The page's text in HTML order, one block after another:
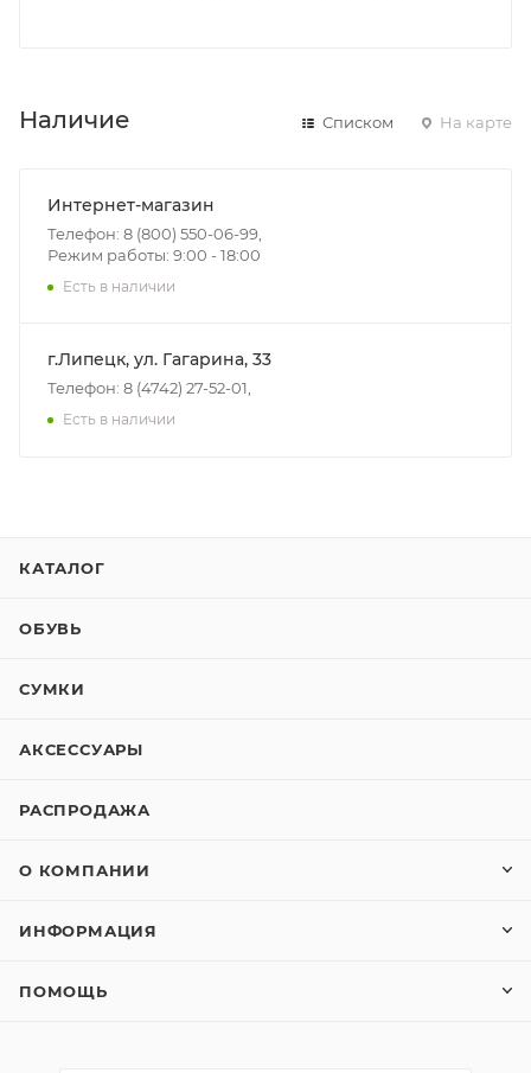
Наличие Списком На карте
Интернет-магазин
Телефон: 8 (800) 550-06-99,
Режим работы: 9:00 - 18:00
Есть в наличии
г.Липецк, ул. Гагарина, 33
Телефон: 8 (4742) 27-52-01,
Есть в наличии
КАТАЛОГ
ОБУВЬ
СУМКИ
АКСЕССУАРЫ
РАСПРОДАЖА
О КОМПАНИИ
ИНФОРМАЦИЯ
ПОМОЩЬ